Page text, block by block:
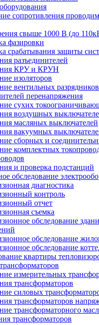
сопротивления
свыше 1000 В (до
фазировки
срабатывания защиты
разъединителей
КРУ и КРУН
изоляторов
вентильных
перенапряжения
сухих
воздушных
масляных выключателей
вакуумных
сборных и
комплектных
и проверка подстанций
обследование
диагностика
контроль
отчет
съемка
обследование
обследование
обследование
квартиры
измерительных
трансформаторов
силовых
трансформаторов
трансформаторного
трансформаторов